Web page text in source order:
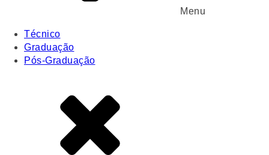
Menu
Técnico
Graduação
Pós-Graduação